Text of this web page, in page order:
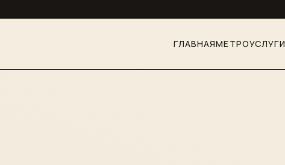
ГЛАВНАЯМЕТРОУСЛУГИ